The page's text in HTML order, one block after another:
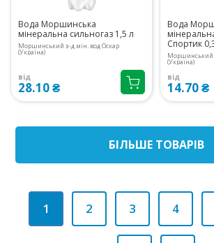
Вода Моршинська
мінеральна сильногаз 1,5 л
Моршинський з-д мін. вод Оскар
(Україна)
від
28.10 ₴
Вода
Спортик
Моршинський
(Україна)
від
14.70 ₴
БIЛЬШЕ ТОВАРIВ
1 2 3 4